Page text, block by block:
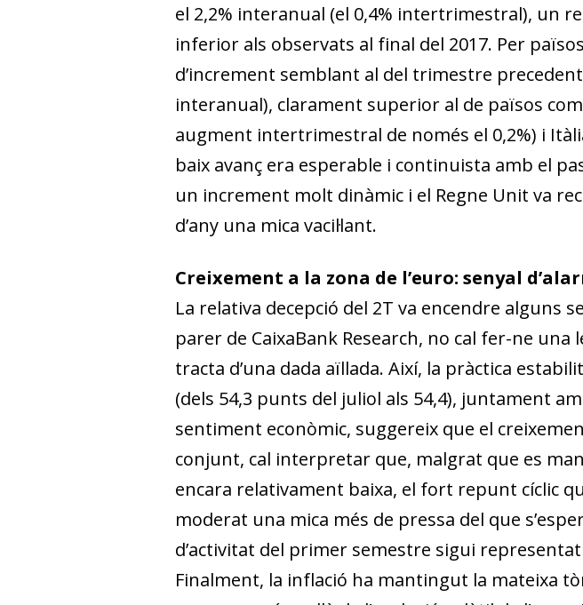
el 2,2% interanual (el 0,4% intertrimestral), un
inferior als observats al final del 2017. Per
d’increment semblant al del trimestre
interanual), clarament superior al de països
augment intertrimestral de només el 0,2%) i
baix avanç era esperable i continuista amb el
un increment molt dinàmic i el Regne Unit va
d’any una mica vacil·lant.
Creixement a la zona de l’euro: senyal
La relativa decepció del 2T va encendre alguns
parer de CaixaBank Research, no cal fer-ne
tracta d’una dada aïllada. Així, la pràctica
(dels 54,3 punts del juliol als 54,4), juntament
sentiment econòmic, suggereix que el
conjunt, cal interpretar que, malgrat que es
encara relativament baixa, el fort repunt cíclic
moderat una mica més de pressa del que
d’activitat del primer semestre sigui
Finalment, la inflació ha mantingut la mateixa